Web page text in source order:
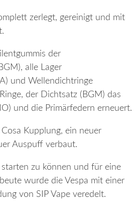
zerlegt, gereinigt und mit
der
alle Lager
und Wellendichtringe
der Dichtsatz (BGM) das
und die Primärfedern erneuert.
Kupplung, ein neuer
Auspuff verbaut.
zu können und für eine
wurde die Vespa mit einer
von SIP Vape veredelt.